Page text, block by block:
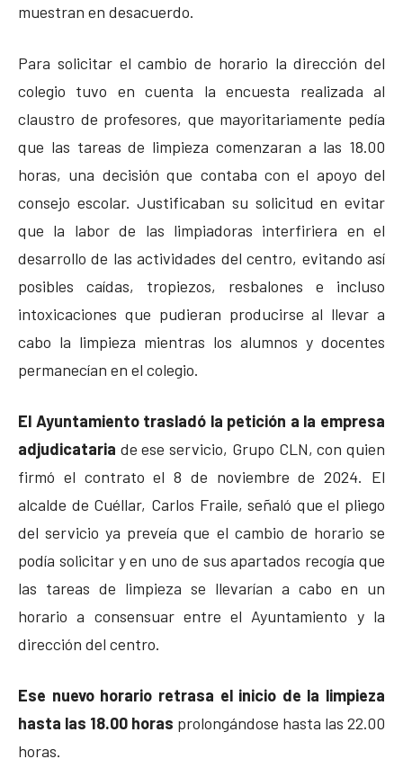
muestran en desacuerdo.
Para solicitar el cambio de horario la dirección del
colegio tuvo en cuenta la encuesta realizada al
claustro de profesores, que mayoritariamente pedía
que las tareas de limpieza comenzaran a las 18.00
horas, una decisión que contaba con el apoyo del
consejo escolar. Justificaban su solicitud en evitar
que la labor de las limpiadoras interfiriera en el
desarrollo de las actividades del centro, evitando así
posibles caídas, tropiezos, resbalones e incluso
intoxicaciones que pudieran producirse al llevar a
cabo la limpieza mientras los alumnos y docentes
permanecían en el colegio.
El Ayuntamiento trasladó la petición a la empresa
adjudicataria de ese servicio, Grupo CLN, con quien
firmó el contrato el 8 de noviembre de 2024. El
alcalde de Cuéllar, Carlos Fraile, señaló que el pliego
del servicio ya preveía que el cambio de horario se
podía solicitar y en uno de sus apartados recogía que
las tareas de limpieza se llevarían a cabo en un
horario a consensuar entre el Ayuntamiento y la
dirección del centro.
Ese nuevo horario retrasa el inicio de la limpieza
hasta las 18.00 horas prolongándose hasta las 22.00
horas.